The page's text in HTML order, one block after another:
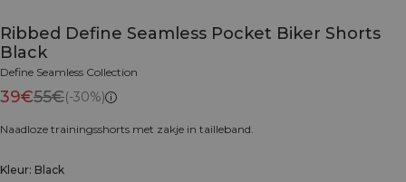
Ribbed Define Seamless Pocket Biker Shorts
Black
Define Seamless Collection
39€55€(-30%)
Naadloze trainingsshorts met zakje in tailleband.
Kleur: Black